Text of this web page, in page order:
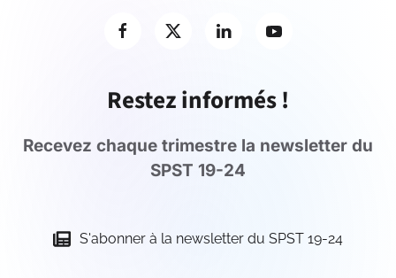
Restez informés !
Recevez chaque trimestre la newsletter du
SPST 19-24
S'abonner à la newsletter du SPST 19-24